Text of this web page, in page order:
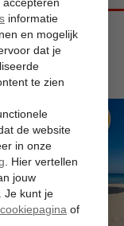
Beach & Resort